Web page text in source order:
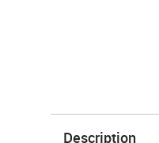
Description